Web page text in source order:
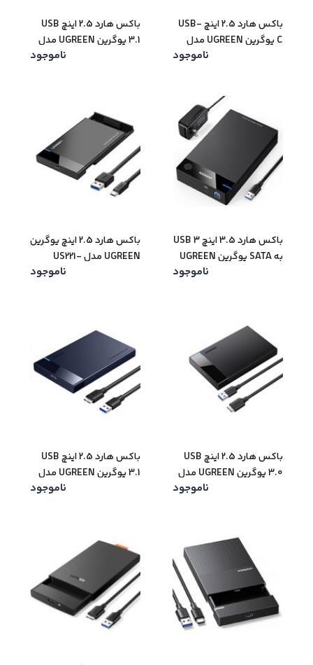
باکس هارد 2.5 اینچ USB-
C یوگرین UGREEN مدل
ناموجود
باکس هارد 2.5 اینچ USB
3.1 یوگرین UGREEN مدل
ناموجود
باکس هارد 3.5 اینچ USB 3
به SATA یوگرین UGREEN
ناموجود
باکس هارد 2.5 اینچ یوگرین
UGREEN مدل US221-
ناموجود
باکس هارد 2.5 اینچ USB
3.0 یوگرین UGREEN مدل
ناموجود
باکس هارد 2.5 اینچ USB
3.1 یوگرین UGREEN مدل
ناموجود